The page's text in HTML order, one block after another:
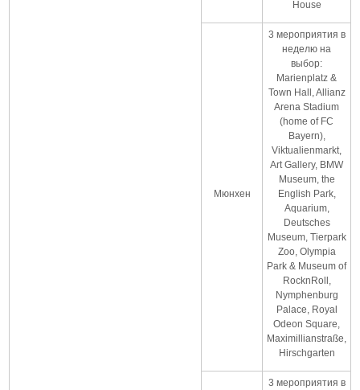
House
Мюнхен
3 мероприятия в
неделю на
выбор:
Marienplatz &
Town Hall, Allianz
Arena Stadium
(home of FC
Bayern),
Viktualienmarkt,
Art Gallery, BMW
Museum, the
English Park,
Aquarium,
Deutsches
Museum, Tierpark
Zoo, Olympia
Park & Museum of
RocknRoll,
Nymphenburg
Palace, Royal
Odeon Square,
Maximillianstraße,
Hirschgarten
3 мероприятия в